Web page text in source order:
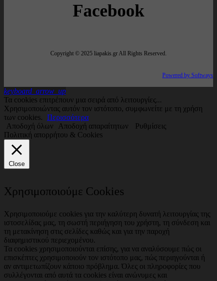
Facebook
Copyright © 2025 liapakis.gr All Rights Reserved.
Powered by Softways
keyboard_arrow_up
Τα cookies επιτρέπουν μια σειρά από λειτουργίες...
Χρησιμοποιώντας αυτόν τον ιστότοπο, συμφωνείτε με τη χρήση
των cookies. Περισσότερα
Αποδοχή όλων
Αποδοχή απαραίτητων
Ρυθμίσεις
Πολιτική απορρήτου & Cookies
Close
Χρησιμοποιούμε Cookies
Χρησιμοποιούμε cookies για την καλύτερη δυνατή λειτουργίας της
ιστοσελίδας μας, τη σωστή περιήγηση του χρήστη, τη σύνδεση και
τη μετακίνηση στις σελίδες καθώς και για την παροχή
διαφημιστικού περιεχομένου.
Τα cookies χρησιμοποιούνται επίσης, για να αναλύσουμε πώς οι
επισκέπτες χρησιμοποιούν τον ιστότοπο μας, πώς περιηγούνται ή
αν αντιμετωπίζουν κάποιο πρόβλημα. Όλες οι πληροφορίες που
συλλέγονται από αυτά τα cookies είναι ανώνυμες και